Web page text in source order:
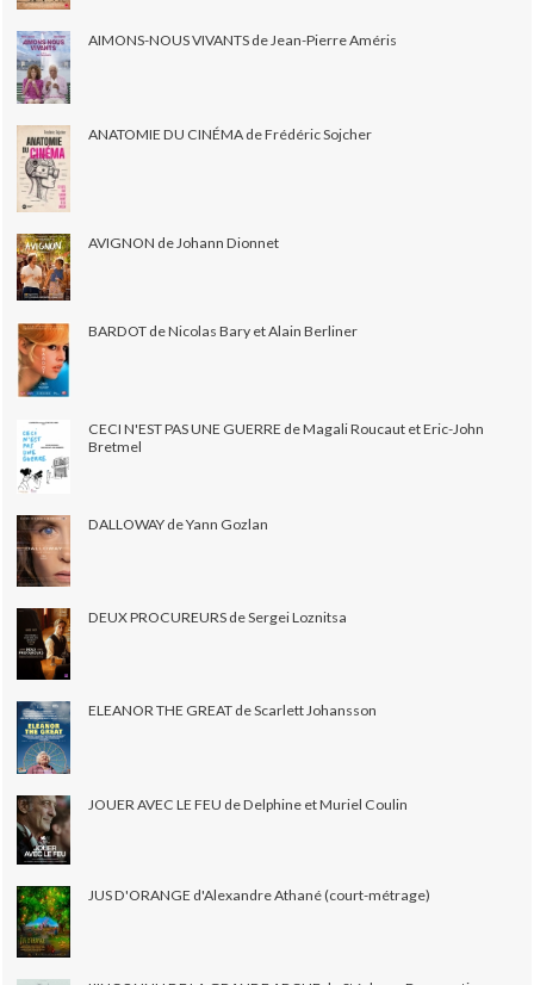
AIMONS-NOUS VIVANTS de Jean-Pierre Améris
ANATOMIE DU CINÉMA de Frédéric Sojcher
AVIGNON de Johann Dionnet
BARDOT de Nicolas Bary et Alain Berliner
CECI N'EST PAS UNE GUERRE de Magali Roucaut et Eric-John
Bretmel
DALLOWAY de Yann Gozlan
DEUX PROCUREURS de Sergei Loznitsa
ELEANOR THE GREAT de Scarlett Johansson
JOUER AVEC LE FEU de Delphine et Muriel Coulin
JUS D'ORANGE d'Alexandre Athané (court-métrage)